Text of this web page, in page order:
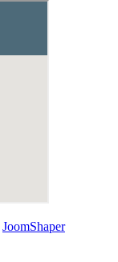
JoomShaper